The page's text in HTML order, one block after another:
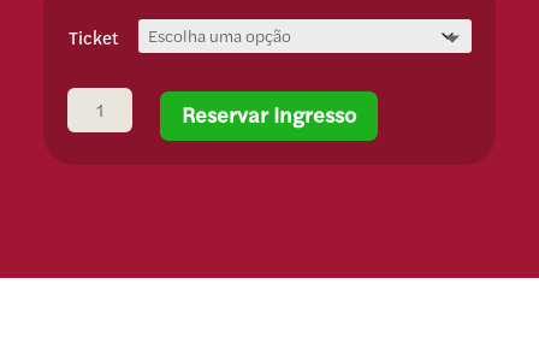
Ticket
Do Pé à Xícara (Carro Particular) quantidade
Reservar Ingresso